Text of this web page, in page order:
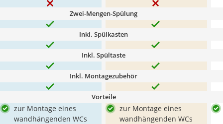
Zwei-Mengen-Spülung
Inkl. Spülkasten
Inkl. Spültaste
Inkl. Montagezubehör
Vorteile
zur Montage eines
wandhängenden WCs
zur Montage eines
wandhängenden WCs